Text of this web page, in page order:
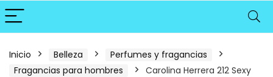
Inicio Belleza
Perfumes y fragancias
Fragancias para hombres
Carolina Herrera 212 Sexy